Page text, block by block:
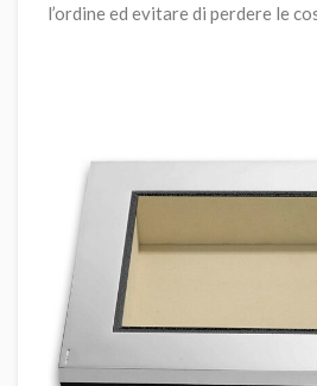
l’ordine ed evitare di perdere le